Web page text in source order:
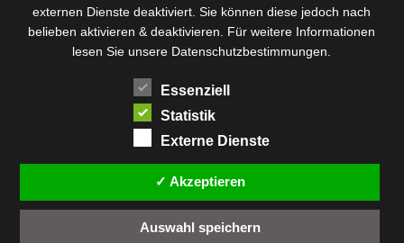
Rundfunk Römer Salzsee Sebkha
Sfax Sidi Bou Said Souk El Arba Sousse
Stadt Tabarka Telekommunikation
Zaghouan
externen Dienste deaktiviert. Sie können diese jedoch nach
belieben aktivieren & deaktivieren. Für weitere Informationen
lesen Sie unsere Datenschutzbestimmungen.
Essenziell
Statistik
Externe Dienste
✓ Akzeptieren
Auswahl speichern